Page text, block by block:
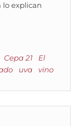
lo explican
Cepa 21
El
uva vino